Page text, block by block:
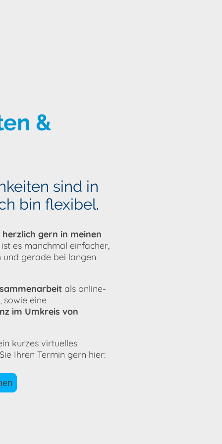
&
sind in
bin flexibel.
gern in meinen
es manchmal einfacher,
und gerade bei langen
als online-
sowie eine
im Umkreis von
kurzes virtuelles
Ihren Termin gern hier: